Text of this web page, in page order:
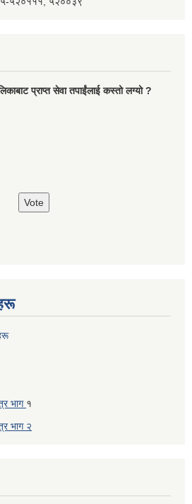
प्राप्त सेवा तपाईंलाई कस्तो लग्यो ?
भाग १
भाग २